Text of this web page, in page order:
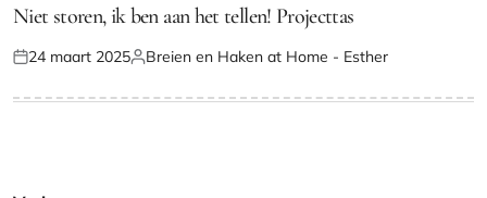
IN
Niet storen, ik ben aan het tellen! Projecttas
Geplaatst
24 maart 2025Geplaatst
Breien en Haken at Home - Esther